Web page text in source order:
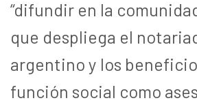
“difundir en la
que despliega el
argentino y los
función social como